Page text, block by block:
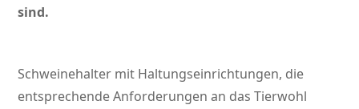
sind.
Schweinehalter mit Haltungseinrichtungen, die
entsprechende Anforderungen an das Tierwohl